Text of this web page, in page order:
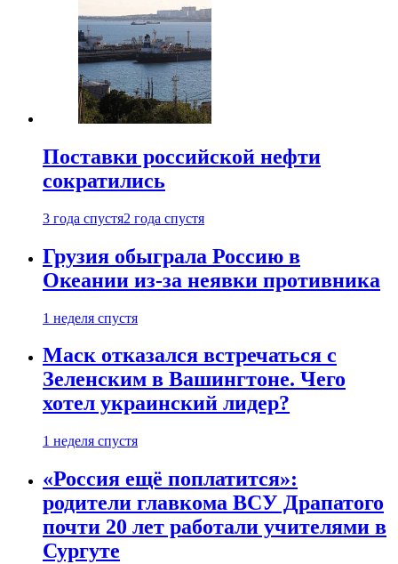
Поставки российской нефти
сократились
3 года спустя2 года спустя
Грузия обыграла Россию в
Океании из-за неявки противника
1 неделя спустя
Маск отказался встречаться с
Зеленским в Вашингтоне. Чего
хотел украинский лидер?
1 неделя спустя
«Россия ещё поплатится»:
родители главкома ВСУ Драпатого
почти 20 лет работали учителями в
Сургуте